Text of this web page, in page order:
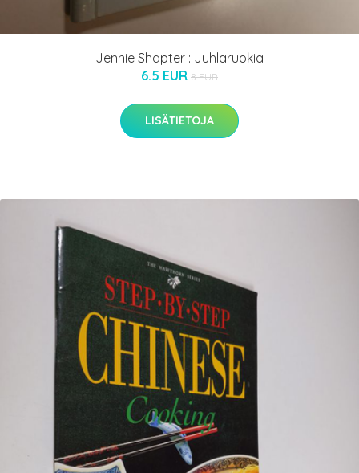
Jennie Shapter : Juhlaruokia
6.5 EUR 8 EUR
LISÄTIETOJA